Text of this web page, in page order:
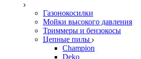
Газонокосилки
Мойки высокого давления
Триммеры и бензокосы
Цепные пилы
Champion
Deko